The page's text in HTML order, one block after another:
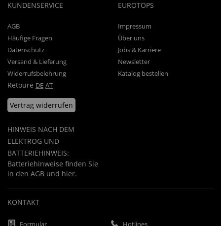
KUNDENSERVICE
AGB
Häufige Fragen
Datenschutz
Versand & Lieferung
Widerrufsbelehrung
Retoure DE AT
Vertrag widerrufen
HINWEIS NACH DEM
ELEKTROG UND
BATTERIEHINWEIS:
Batteriehinweise finden Sie
in den AGB und hier.
EUROTOPS
Impressum
Über uns
Jobs & Karriere
Newsletter
Katalog bestellen
KONTAKT
Formular Hotlines